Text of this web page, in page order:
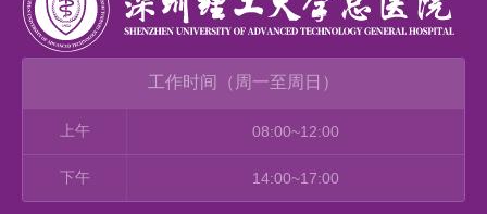
工作时间（周一至周日）
上午 08:00~12:00
下午 14:00~17:00